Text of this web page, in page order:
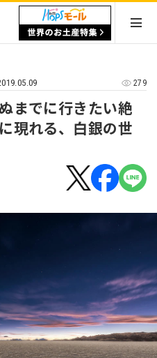
279
までに行きたい絶
現れる、白銀の世